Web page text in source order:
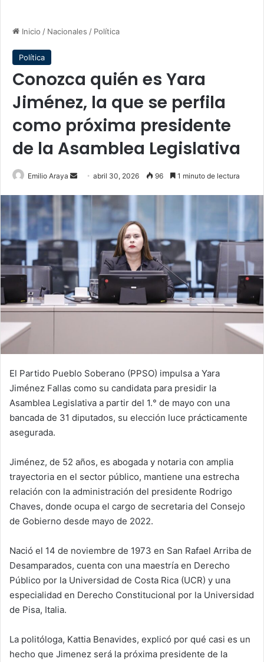
Inicio / Nacionales / Política
Política
Conozca quién es Yara
Jiménez, la que se perfila
como próxima presidente
de la Asamblea Legislativa
Emilio Araya
Sendabril 30, 2026 96 1 minuto de lectura
El Partido Pueblo Soberano (PPSO) impulsa a Yara
Jiménez Fallas como su candidata para presidir la
Asamblea Legislativa a partir del 1.° de mayo con una
bancada de 31 diputados, su elección luce prácticamente
asegurada.
Jiménez, de 52 años, es abogada y notaria con amplia
trayectoria en el sector público, mantiene una estrecha
relación con la administración del presidente Rodrigo
Chaves, donde ocupa el cargo de secretaria del Consejo
de Gobierno desde mayo de 2022.
Nació el 14 de noviembre de 1973 en San Rafael Arriba de
Desamparados, cuenta con una maestría en Derecho
Público por la Universidad de Costa Rica (UCR) y una
especialidad en Derecho Constitucional por la Universidad
de Pisa, Italia.
La politóloga, Kattia Benavides, explicó por qué casi es un
hecho que Jimenez será la próxima presidente de la